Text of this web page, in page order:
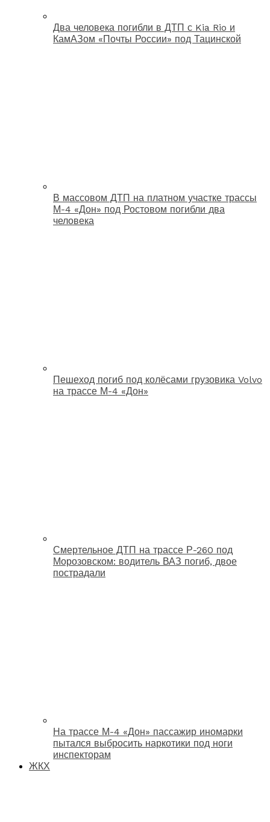
Два человека погибли в ДТП с Kia Rio и
КамАЗом «Почты России» под Тацинской
В массовом ДТП на платном участке трассы
М-4 «Дон» под Ростовом погибли два
человека
Пешеход погиб под колёсами грузовика Volvo
на трассе М-4 «Дон»
Смертельное ДТП на трассе Р-260 под
Морозовском: водитель ВАЗ погиб, двое
пострадали
На трассе М-4 «Дон» пассажир иномарки
пытался выбросить наркотики под ноги
инспекторам
ЖКХ